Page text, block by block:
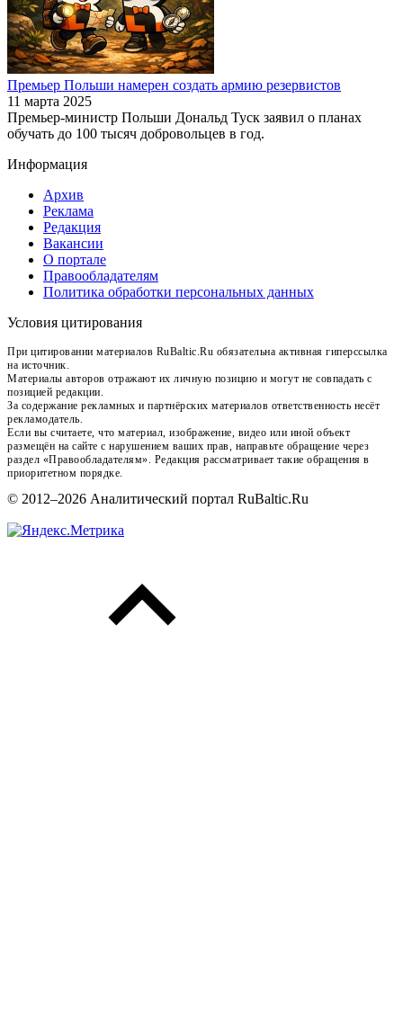
Премьер Польши намерен создать армию резервистов
11 марта 2025
Премьер-министр Польши Дональд Туск заявил о планах
обучать до 100 тысяч добровольцев в год.
Информация
Архив
Реклама
Редакция
Вакансии
О портале
Правообладателям
Политика обработки персональных данных
Условия цитирования
При цитировании материалов RuBaltic.Ru обязательна активная гиперссылка
на источник.
Материалы авторов отражают их личную позицию и могут не совпадать с
позицией редакции.
За содержание рекламных и партнёрских материалов ответственность несёт
рекламодатель.
Если вы считаете, что материал, изображение, видео или иной объект
размещён на сайте с нарушением ваших прав, направьте обращение через
раздел «Правообладателям». Редакция рассматривает такие обращения в
приоритетном порядке.
© 2012–2026 Аналитический портал RuBaltic.Ru